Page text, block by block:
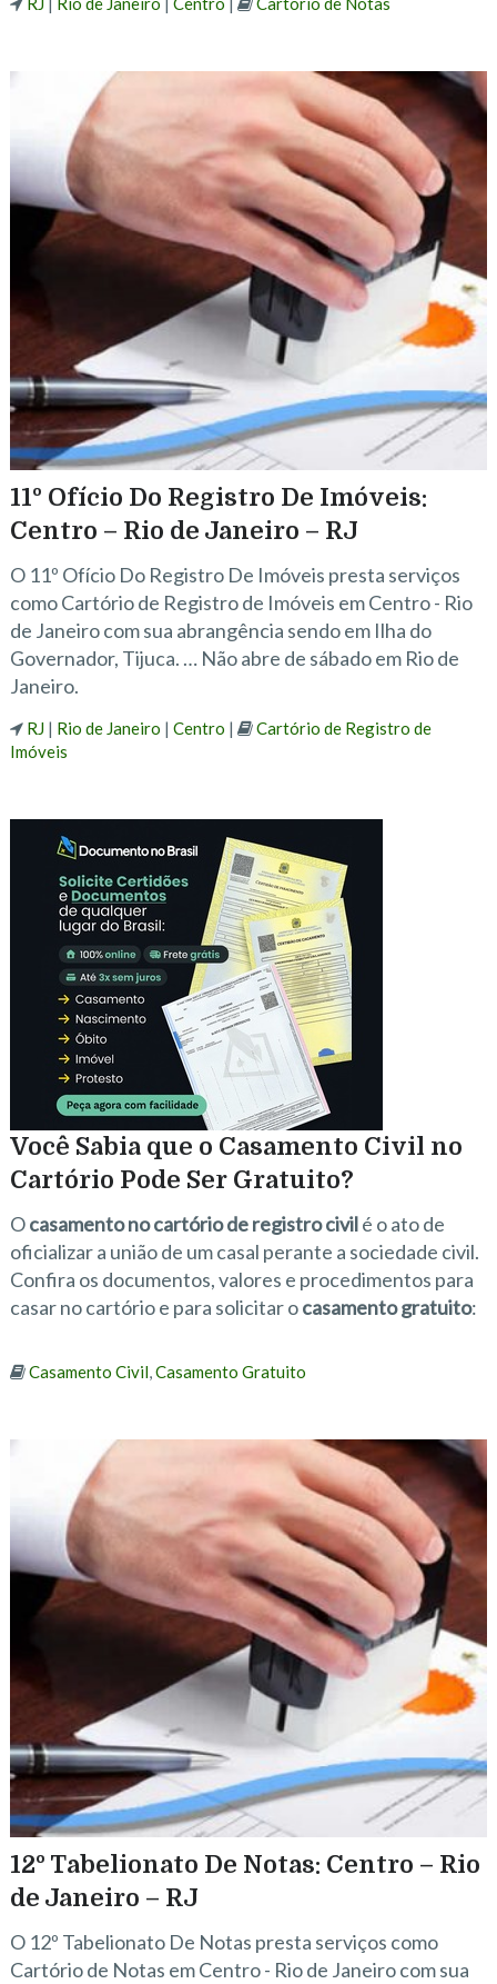
11º Ofício Do Registro De Imóveis:
Centro – Rio de Janeiro – RJ
O 11º Ofício Do Registro De Imóveis presta serviços
como Cartório de Registro de Imóveis em Centro - Rio
de Janeiro com sua abrangência sendo em Ilha do
Governador, Tijuca. … Não abre de sábado em Rio de
Janeiro.
RJ| Rio de Janeiro | Centro |
Cartório de Registro de
Imóveis
Você Sabia que o Casamento Civil no
Cartório Pode Ser Gratuito?
Ocasamento no cartório de registro civilé o ato de
oficializar a união de um casal perante a sociedade civil.
Confira os documentos, valores e procedimentos para
casar no cartório e para solicitar ocasamento gratuito:
Casamento Civil,Casamento Gratuito
12º Tabelionato De Notas: Centro – Rio
de Janeiro – RJ
O 12º Tabelionato De Notas presta serviços como
Cartório de Notas em Centro - Rio de Janeiro com sua